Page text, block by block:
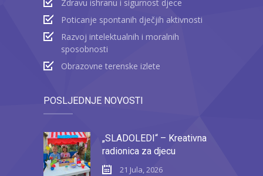
Zdravu ishranu i sigurnost djece
Poticanje spontanih dječjih aktivnosti
Razvoj intelektualnih i moralnih
sposobnosti
Obrazovne terenske izlete
POSLJEDNJE NOVOSTI
„SLADOLEDI“ – Kreativna
radionica za djecu
21 Jula, 2026